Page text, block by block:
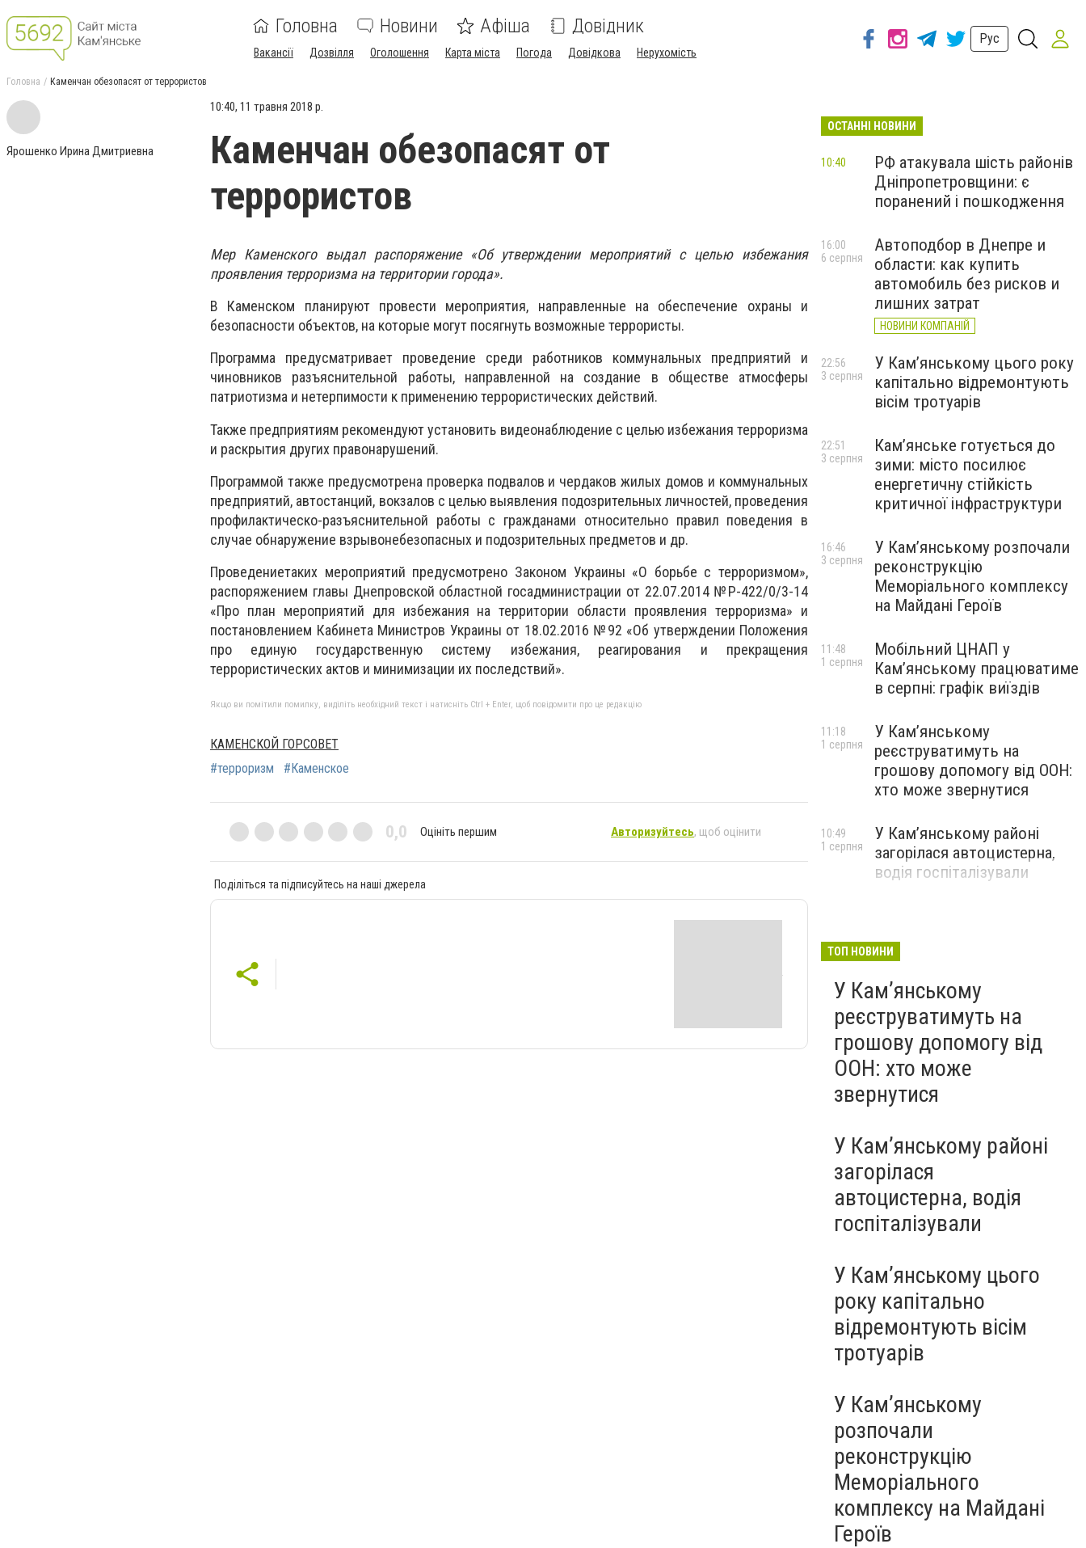
Головна Новини Афіша Довідник
Вакансії Дозвілля Оголошення Карта міста Погода Довідкова Нерухомість
Рус
Головна Каменчан обезопасят от террористов
Ярошенко Ирина Дмитриевна
10:40, 11 травня 2018 р.
Каменчан обезопасят от
террористов
Мер Каменского выдал распоряжение «Об утверждении мероприятий с целью избежания
проявления терроризма на территории города».
В Каменском планируют провести мероприятия, направленные на обеспечение охраны и
безопасности объектов, на которые могут посягнуть возможные террористы.
Программа предусматривает проведение среди работников коммунальных предприятий и
чиновников разъяснительной работы, направленной на создание в обществе атмосферы
патриотизма и нетерпимости к применению террористических действий.
Также предприятиям рекомендуют установить видеонаблюдение с целью избежания терроризма
и раскрытия других правонарушений.
Программой также предусмотрена проверка подвалов и чердаков жилых домов и коммунальных
предприятий, автостанций, вокзалов с целью выявления подозрительных личностей, проведения
профилактическо-разъяснительной работы с гражданами относительно правил поведения в
случае обнаружение взрывонебезопасных и подозрительных предметов и др.
Проведениетаких мероприятий предусмотрено Законом Украины «О борьбе с терроризмом»,
распоряжением главы Днепровской областной госадминистрации от 22.07.2014 №Р-422/0/3-14
«Про план мероприятий для избежания на территории области проявления терроризма» и
постановлением Кабинета Министров Украины от 18.02.2016 №92 «Об утверждении Положения
про единую государственную систему избежания, реагирования и прекращения
террористических актов и минимизации их последствий».
Якщо ви помітили помилку, виділіть необхідний текст і натисніть Ctrl + Enter, щоб повідомити про це редакцію
КАМЕНСКОЙ ГОРСОВЕТ
#терроризм
#Каменское
0,0 Оцініть першим Авторизуйтесь, щоб оцінити
Поділіться та підписуйтесь на наші джерела
ОСТАННІ НОВИНИ
РФ атакувала шість районів
Дніпропетровщини: є
поранений і пошкодження
10:40
Автоподбор в Днепре и
области: как купить
автомобиль без рисков и
лишних затрат
НОВИНИ КОМПАНІЙ
16:00
6 серпня
У Кам’янському цього року
капітально відремонтують
вісім тротуарів
22:56
3 серпня
Кам’янське готується до
зими: місто посилює
енергетичну стійкість
критичної інфраструктури
22:51
3 серпня
У Кам’янському розпочали
реконструкцію
Меморіального комплексу
на Майдані Героїв
16:46
3 серпня
Мобільний ЦНАП у
Кам’янському працюватиме
в серпні: графік виїздів
11:48
1 серпня
У Кам’янському
реєструватимуть на
грошову допомогу від ООН:
хто може звернутися
11:18
1 серпня
У Кам’янському районі
загорілася автоцистерна,
водія госпіталізували
10:49
1 серпня
ТОП НОВИНИ
У Кам’янському
реєструватимуть на
грошову допомогу від
ООН: хто може
звернутися
У Кам’янському районі
загорілася
автоцистерна, водія
госпіталізували
У Кам’янському цього
року капітально
відремонтують вісім
тротуарів
У Кам’янському
розпочали
реконструкцію
Меморіального
комплексу на Майдані
Героїв